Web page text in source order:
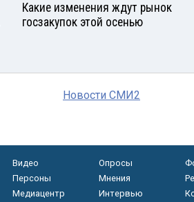
Какие изменения ждут рынок
госзакупок этой осенью
Новости СМИ2
Видео Опросы
Персоны
Мнения
Медиацентр
Интервью